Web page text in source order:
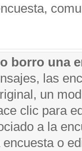
borro una
las
un
clic para
a la
o